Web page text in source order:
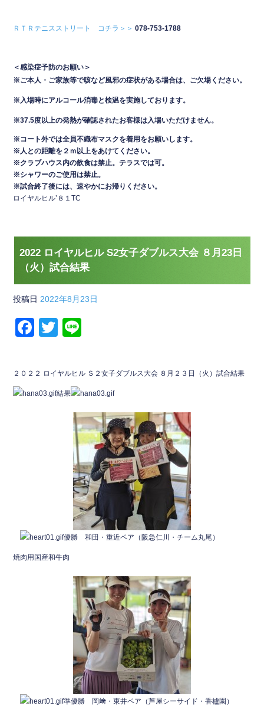
ＲＴＲテニスストリート コチラ＞＞ 078-753-1788
＜感染症予防のお願い＞
※ご本人・ご家族等で咳など風邪の症状がある場合は、ご欠場ください。
※入場時にアルコール消毒と検温を実施しております。
※37.5度以上の発熱が確認されたお客様は入場いただけません。
※コート外では全員不織布マスクを着用をお願いします。
※人との距離を２ｍ以上をあけてください。
※クラブハウス内の飲食は禁止。テラスでは可。
※シャワーのご使用は禁止。
※試合終了後には、速やかにお帰りください。
ロイヤルヒル’８１TC
2022 ロイヤルヒル S2女子ダブルス大会 ８月23日
（火）試合結果
投稿日 2022年8月23日
F
c
b
T
tt
er
e
２０２２ ロイヤルヒル Ｓ２女子ダブルス大会 ８月２３日（火）試合結果
結果
優勝 和田・重近ペア（阪急仁川・チーム丸尾）
焼肉用国産和牛肉
準優勝 岡﨑・東井ペア（芦屋シーサイド・香櫨園）